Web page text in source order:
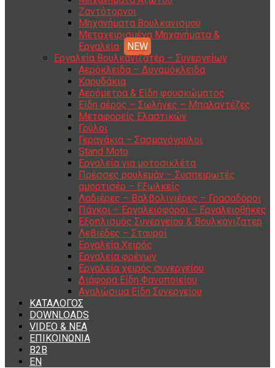
Ζαντότορνοι
Μηχανήματα Βουλκανισμού
Μεταχειρισμένα Μηχανήματα &
Εργαλεία
Εργαλεία Βουλκανιζατέρ – Συνεργείων
Αερόκλειδα – Δυναμόκλειδα
Καρυδάκια
Αερόμετρα & Είδη φουσκώματος
Είδη αέρος – Σωλήνες – Μπαλαντέζες
Μεταφορείς Ελαστικών
Γρύλοι
Γερανάκια – Σασμανόγρυλοι
Stand Moto
Εργαλεία για μοτοσικλέτα
Πρέσσες ρουλεμάν – Συσπειρωτές
αμορτισέρ – Εξωλκείς
Λαδιέρες – Βαλβολινιέρες – Γρασαδόροι
Πάγκοι – Εργαλειοφόροι – Εργαλειοθήκες
Εξοπλισμός Συνεργείου & Βουλκανιζατερ
Λεβιέδες – Σταυροί
Εργαλεία Χειρός
Εργαλεία φρένων
Εργαλεία χειρός συνεργείου
Διάφορα Είδη Φανοποιείου
Αναλώσιμα Είδη Συνεργείου
ΚΑΤΑΛΟΓΟΣ
DOWNLOADS
VIDEO & ΝΕΑ
ΕΠΙΚΟΙΝΩΝΙΑ
B2B
ΕΝ